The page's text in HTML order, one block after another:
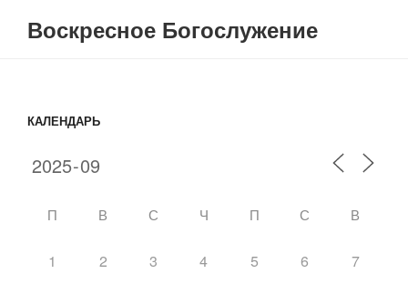
Воскресное Богослужение
КАЛЕНДАРЬ
П В С Ч П С В
1 2 3 4 5 6 7